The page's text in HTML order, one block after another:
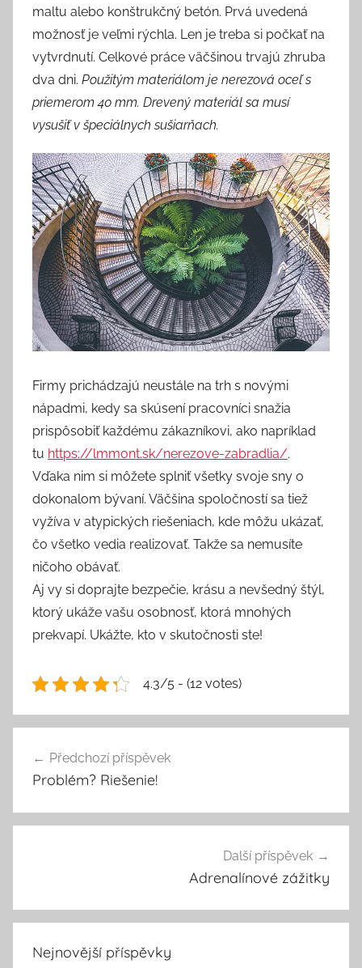
maltu alebo konštrukčný betón. Prvá uvedená
možnosť je veľmi rýchla. Len je treba si počkať na
vytvrdnutí. Celkové práce väčšinou trvajú zhruba
dva dni. Použitým materiálom je nerezová oceľ s
priemerom 40 mm. Drevený materiál sa musí
vysušiť v špeciálnych sušiarňach.
Firmy prichádzajú neustále na trh s novými
nápadmi, kedy sa skúsení pracovníci snažia
prispôsobiť každému zákazníkovi, ako napríklad
tu https://lmmont.sk/nerezove-zabradlia/.
Vďaka nim si môžete splniť všetky svoje sny o
dokonalom bývaní. Väčšina spoločností sa tiež
vyžíva v atypických riešeniach, kde môžu ukázať,
čo všetko vedia realizovať. Takže sa nemusíte
ničoho obávať.
Aj vy si doprajte bezpečie, krásu a nevšedný štýl,
ktorý ukáže vašu osobnosť, ktorá mnohých
prekvapí. Ukážte, kto v skutočnosti ste!
4.3/5 - (12 votes)
pro
Předchozí příspěvek
Problém? Riešenie!
Další příspěvek
Adrenalínové zážitky
Nejnovější příspěvky